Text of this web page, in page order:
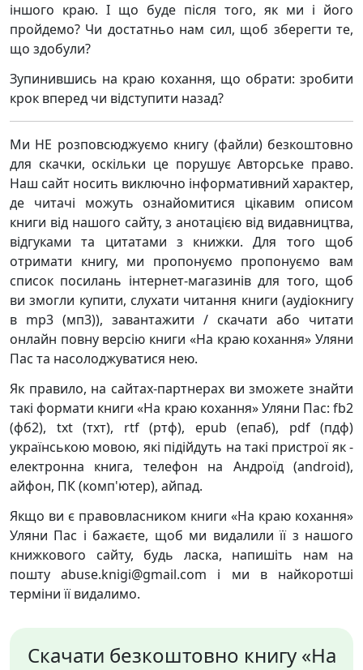
іншого краю. І що буде після того, як ми і його
пройдемо? Чи достатньо нам сил, щоб зберегти те,
що здобули?
Зупинившись на краю кохання, що обрати: зробити
крок вперед чи відступити назад?
Ми НЕ розповсюджуємо книгу (файли) безкоштовно
для скачки, оскільки це порушує Авторське право.
Наш сайт носить виключно інформативний характер,
де читачі можуть ознайомитися цікавим описом
книги від нашого сайту, з анотацією від видавництва,
відгуками та цитатами з книжки. Для того щоб
отримати книгу, ми пропонуємо пропонуємо вам
список посилань інтернет-магазинів для того, щоб
ви змогли купити, слухати читання книги (аудіокнигу
в mp3 (мп3)), завантажити / скачати або читати
онлайн повну версію книги «На краю кохання» Уляни
Пас та насолоджуватися нею.
Як правило, на сайтах-партнерах ви зможете знайти
такі формати книги «На краю кохання» Уляни Пас: fb2
(фб2), txt (тхт), rtf (ртф), epub (епаб), pdf (пдф)
українською мовою, які підійдуть на такі пристрої як -
електронна книга, телефон на Андроїд (android),
айфон, ПК (комп'ютер), айпад.
Якщо ви є правовласником книги «На краю кохання»
Уляни Пас і бажаєте, щоб ми видалили її з нашого
книжкового сайту, будь ласка, напишіть нам на
пошту abuse.knigi@gmail.com і ми в найкоротші
терміни її видалимо.
Скачати безкоштовно книгу «На